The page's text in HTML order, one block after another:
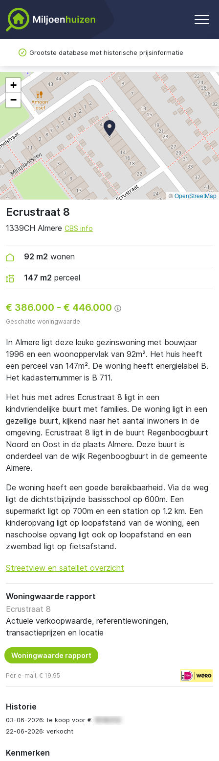
Grootste database met historische prijsinformatie
Ecrustraat 8
1339CH Almere CBS info
92 m2 wonen
147 m2 perceel
€ 386.000 - € 446.000
Geschatte woningwaarde
In Almere ligt deze leuke gezinswoning met bouwjaar
1996 en een woonoppervlak van 92m². Het huis heeft
een perceel van 147m². De woning heeft energielabel B.
Het kadasternummer is B 711.
Het huis met adres Ecrustraat 8 ligt in een
kindvriendelijke buurt met families. De woning ligt in een
gezellige buurt, kijkend naar het aantal inwoners in de
omgeving. Ecrustraat 8 ligt in de buurt Regenboogbuurt
Noord en Oost in de plaats Almere. Deze buurt is
onderdeel van de wijk Regenboogbuurt in de gemeente
Almere.
De woning heeft een goede bereikbaarheid. Via de weg
ligt de dichtstbijzijnde basisschool op 600m. Een
supermarkt ligt op 700m en een station op 1.2 km. Een
kinderopvang ligt op loopafstand van de woning, een
naschoolse opvang ligt ook op loopafstand en een
zwembad ligt op fietsafstand.
Streetview en satelliet overzicht
Woningwaarde rapport
Ecrustraat 8
Actuele verkoopwaarde, referentiewoningen,
transactieprijzen en locatie
Woningwaarde rapport
Per e-mail, € 19,95
Historie
03-06-2026: te koop voor €
22-06-2026: verkocht
Kenmerken
+
−
©OpenStreetMap